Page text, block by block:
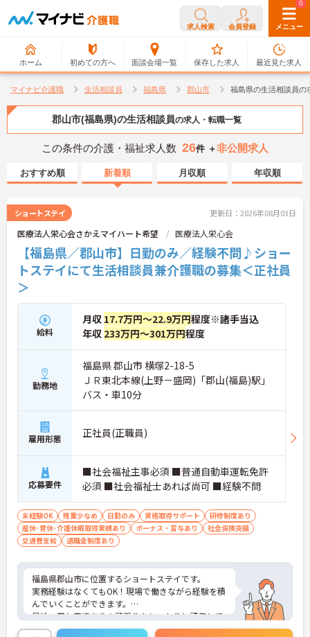
求人検索 会員登録 メニュー
ホーム 初めての方へ 面談会場一覧
0
保存した求人
0
最近見た求人
マイナビ介護職 生活相談員 福島県 郡山市 福島県の生活相談員の
郡山市(福島県)の生活相談員の求人・転職一覧
この条件の介護・福祉求人数 26件 ＋非公開求人
おすすめ順 新着順 月収順 年収順
ショートステイ 更新日：2026年08月03日
医療法人栄心会さかえマイハート希望 医療法人栄心会
【福島県／郡山市】日勤のみ／経験不問♪ショー
トステイにて生活相談員兼介護職の募集＜正社員
＞
給料
月収 17.7万円～22.9万円程度※諸手当込
年収 233万円～301万円程度
勤務地
福島県 郡山市 横塚2-18-5
ＪＲ東北本線(上野－盛岡)「郡山(福島)駅」
バス・車10分
雇用形態 正社員(正職員)
応募要件
■社会福祉主事必須 ■普通自動車運転免許
必須 ■社会福祉士あれば尚可 ■経験不問
未経験OK 残業少なめ 日勤のみ 資格取得サポート
研修制度あり
産休･育休･介護休暇取得実績あり
ボーナス・賞与あり
社会保険完備
交通費支給
退職金制度あり
福島県郡山市に位置するショートステイです。
実務経験はなくてもOK！現場で働きながら経験を積
んでいくことができます。
昇給・賞与実績あり！頑張りをしっかりと評価して
いるので、モチベーションを保ちやすい環境です。